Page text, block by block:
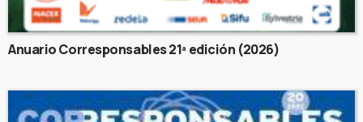
Anuario Corresponsables 21ª edición (2026)